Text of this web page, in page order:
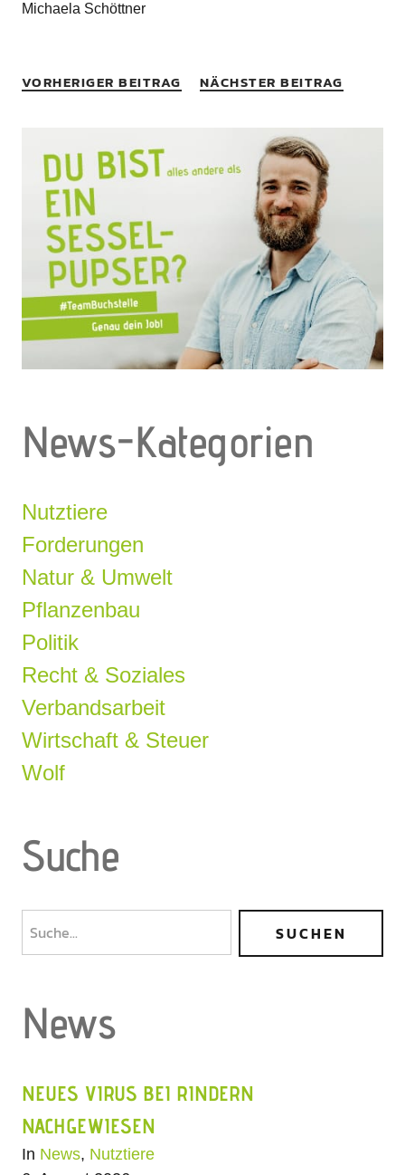
Michaela Schöttner
VORHERIGER BEITRAG NÄCHSTER BEITRAG
News-Kategorien
Nutztiere
Forderungen
Natur & Umwelt
Pflanzenbau
Politik
Recht & Soziales
Verbandsarbeit
Wirtschaft & Steuer
Wolf
Suche
News
NEUES VIRUS BEI RINDERN
NACHGEWIESEN
In News, Nutztiere